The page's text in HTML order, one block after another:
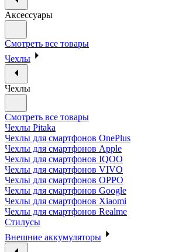
Аксессуары
Смотреть все товары
Чехлы
Чехлы
Смотреть все товары
Чехлы Pitaka
Чехлы для смартфонов OnePlus
Чехлы для смартфонов Apple
Чехлы для смартфонов IQOO
Чехлы для смартфонов VIVO
Чехлы для смартфонов OPPO
Чехлы для смартфонов Google
Чехлы для смартфонов Xiaomi
Чехлы для смартфонов Realme
Стилусы
Внешние аккумуляторы